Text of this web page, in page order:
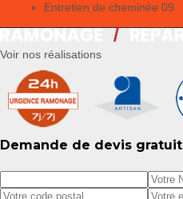
Entretien de cheminée 09
Voir nos réalisations
Demande de devis gratuit